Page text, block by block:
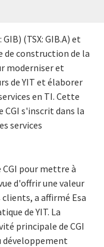
GIB) (TSX: GIB.A) et
de construction de la
moderniser et
de YIT et élaborer
en TI. Cette
s'inscrit dans la
services
pour mettre à
d'offrir une valeur
a affirmé Esa
de YIT. La
principale de CGI
développement